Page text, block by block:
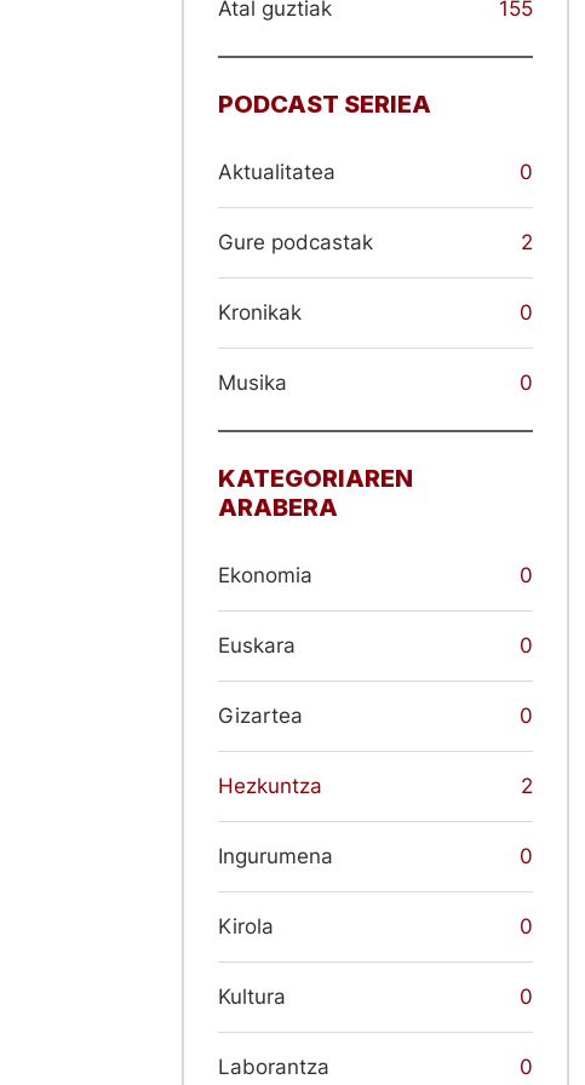
Atal guztiak 155
PODCAST SERIEA
Aktualitatea 0
Gure podcastak 2
Kronikak 0
Musika 0
KATEGORIAREN
ARABERA
Ekonomia 0
Euskara 0
Gizartea 0
Hezkuntza 2
Ingurumena 0
Kirola 0
Kultura 0
Laborantza 0